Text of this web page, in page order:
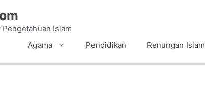
Islam
Agama
Pendidikan Renungan Islam